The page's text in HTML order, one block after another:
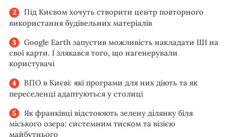
Під Києвом хочуть створити центр повторного
використання будівельних матеріалів
Google Earth запустив можливість накладати ШІ на
свої карти. І злякався того, що нагенерували
користувачі
ВПО в Києві: які програми для них діють та як
переселенці адаптуються у столиці
Як франківці відстоюють зелену ділянку біля
міського озера: системним тиском та візією
майбутнього